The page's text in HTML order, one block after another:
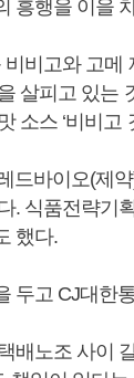
흥행을 이을
비고와 고
살피고 있는
소스 ‘비비고
드바이오(제
. 식품전략기
했다.
두고 CJ대한
배노조 사이